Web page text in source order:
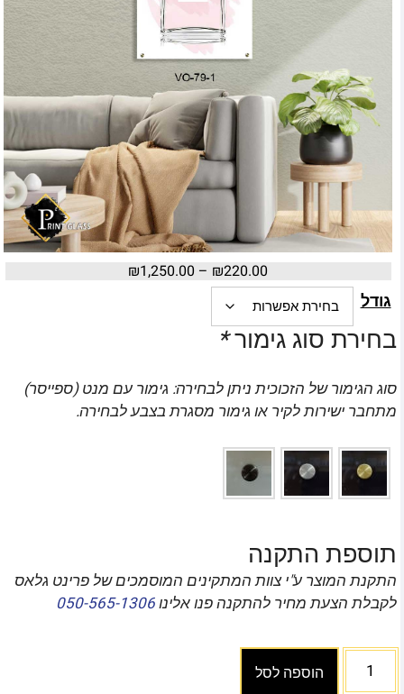
₪220.00
–
₪1,250.00
גודל
בחירת סוג גימור*
סוג הגימור של הזכוכית ניתן לבחירה: גימור עם מנט (ספייסר)
מתחבר ישירות לקיר או גימור מסגרת בצבע לבחירה.
תוספת התקנה
התקנת המוצר ע"י צוות המתקינים המוסמכים של פרינט גלאס
לקבלת הצעת מחיר להתקנה פנו אלינו050-565-1306
הוספה לסל